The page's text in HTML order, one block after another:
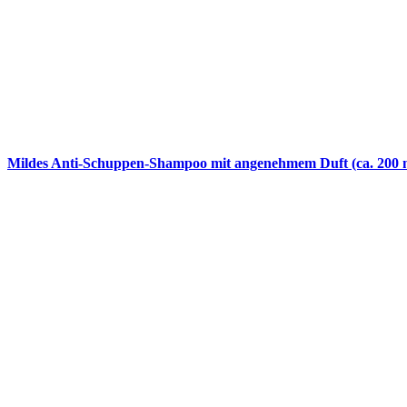
Mildes Anti-Schuppen-Shampoo mit angenehmem Duft (ca. 200